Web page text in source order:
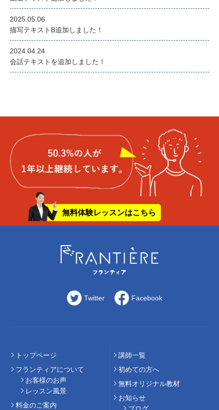
2025.05.06
描写テキストB追加しました！
2024.04.24
会話テキストを追加しました！
無料体験レッスンはこちら
Twitter Facebook
トップページ
フランティアについて
お客様のお声
レッスン風景
料⾦のご案内
講師⼀覧
初めての⽅へ
無料オリジナル教材
お知らせ